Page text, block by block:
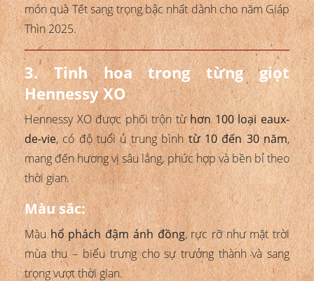
món quà Tết sang trọng bậc nhất dành cho năm Giáp
Thìn 2025.
3. Tinh hoa trong từng giọt
Hennessy XO
Hennessy XO được phối trộn từhơn 100 loại eaux-
de-vie, có độ tuổi ủ trung bìnhtừ 10 đến 30 năm,
mang đến hương vị sâu lắng, phức hợp và bền bỉ theo
thời gian.
Màu sắc:
Màuhổ phách đậm ánh đồng, rực rỡ như mặt trời
mùa thu – biểu trưng cho sự trưởng thành và sang
trọng vượt thời gian.